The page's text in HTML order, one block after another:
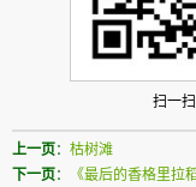
扫一
上一页： 枯树滩
下一页： 《最后的香格里拉